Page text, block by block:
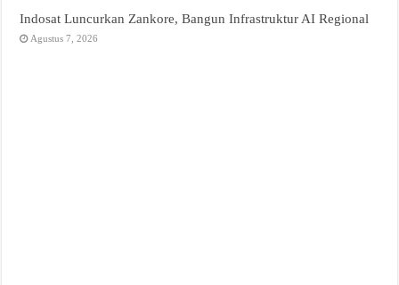
Indosat Luncurkan Zankore, Bangun Infrastruktur AI Regional
Agustus 7, 2026